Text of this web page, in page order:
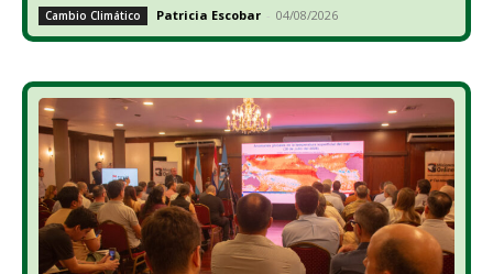
Cambio Climático Patricia Escobar - 04/08/2026